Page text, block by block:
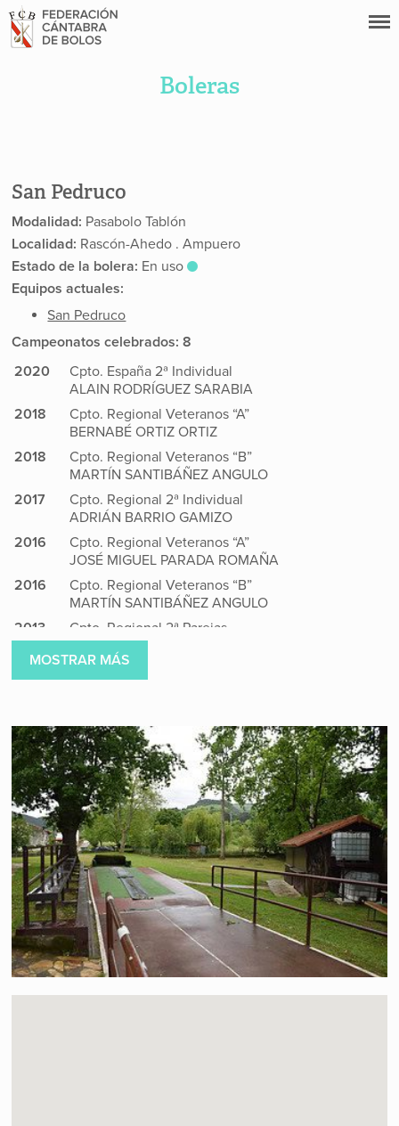
Boleras
San Pedruco
Modalidad: Pasabolo Tablón
Localidad: Rascón-Ahedo . Ampuero
Estado de la bolera: En uso
Equipos actuales:
San Pedruco
Campeonatos celebrados: 8
2020
Cpto. España 2ª Individual
ALAIN RODRÍGUEZ SARABIA
2018
Cpto. Regional Veteranos “A”
BERNABÉ ORTIZ ORTIZ
2018
Cpto. Regional Veteranos “B”
MARTÍN SANTIBÁÑEZ ANGULO
2017
Cpto. Regional 2ª Individual
ADRIÁN BARRIO GAMIZO
2016
Cpto. Regional Veteranos “A”
JOSÉ MIGUEL PARADA ROMAÑA
2016
Cpto. Regional Veteranos “B”
MARTÍN SANTIBÁÑEZ ANGULO
2013
Cpto. Regional 2ª Parejas
JOSÉ MIGUEL PARADA ROMAÑA
MARTÍN SANTIBÁÑEZ ANGULO
MOSTRAR MÁS